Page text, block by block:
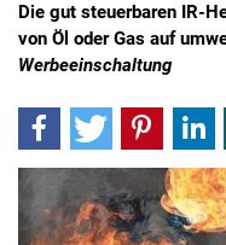
Die gut steuerbaren IR-
von Öl oder Gas auf
Werbeeinschaltung